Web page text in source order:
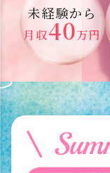
未経験から
月収40万円